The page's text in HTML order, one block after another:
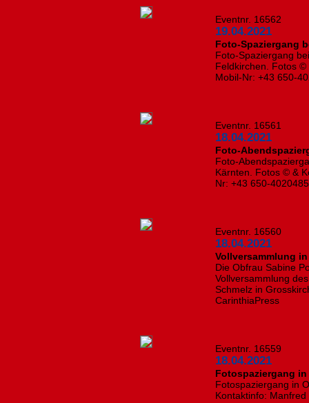
Eventnr. 16562
19.04.2021
Foto-Spaziergang
Foto-Spaziergang
Feldkirchen. Fotos
Mobil-Nr: +43 650-
Eventnr. 16561
18.04.2021
Foto-
Foto-
Kärnten. Fotos © &
Nr: +43 650-
Eventnr. 16560
18.04.2021
Vollversammlung
Die Obfrau Sabine
Vollversammlung
Schmelz in
CarinthiaPress
Eventnr. 16559
18.04.2021
Fotospaziergang in
Fotospaziergang in
Kontaktinfo: